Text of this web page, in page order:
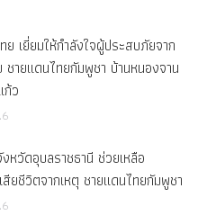
ย เยี่ยมให้กำลังใจผู้ประสบภัยจาก
ชายแดนไทยกัมพูชา บ้านหนองจาน
ว
งหวัดอุบลราชธานี ช่วยเหลือ
ยชีวิตจากเหตุ ชายแดนไทยกัมพูชา